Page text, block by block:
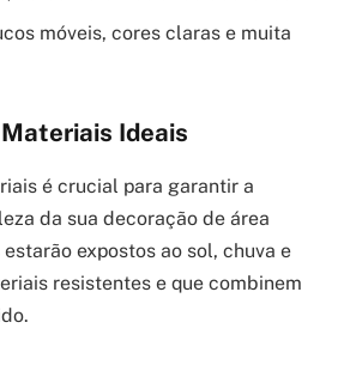
móveis, cores claras e muita
Ideais
é crucial para garantir a
da sua decoração de área
expostos ao sol, chuva e
resistentes e que combinem